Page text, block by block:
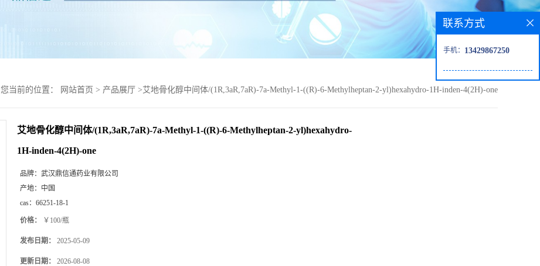
您当前的位置： 网站首页 > 产品展厅 >艾地骨化醇中间体/(1R,3aR,7aR)-7a-Methyl-1-((R)-6-Methylheptan-2-yl)hexahydro-1H-inden-4(2H)-one
艾地骨化醇中间体/(1R,3aR,7aR)-7a-Methyl-1-((R)-6-Methylheptan-2-yl)hexahydro-
1H-inden-4(2H)-one
品牌： 武汉鼎信通药业有限公司
产地： 中国
cas： 66251-18-1
价格： ￥100/瓶
发布日期： 2025-05-09
更新日期： 2026-08-08
联系方式
手机： 13429867250